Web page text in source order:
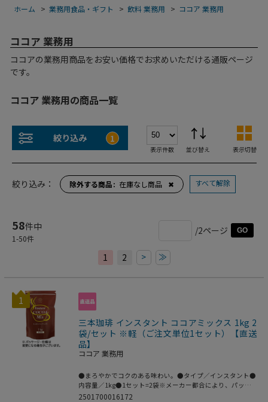
ホーム > 業務用食品・ギフト > 飲料 業務用 > ココア 業務用
ココア 業務用
ココアの業務用商品をお安い価格でお求めいただける通販ページ
です。
ココア 業務用の商品一覧
絞り込み 1
表示件数 並び替え 表示切替
絞り込み： 除外する商品 在庫なし商品 ✖ すべて解除
58件中
1-50件
/2ページ GO
1 2 > ≫
1
三本珈琲 インスタント ココアミックス 1kg 2
袋/セット ※軽（ご注文単位1セット）【直送
品】
ココア 業務用
●まろやかでコクのある味わい。●タイプ／インスタント●
内容量／1kg●1セット=2袋※メーカー都合により、パッケ
ージデザインおよび仕様が変更になる場合がございます。※
2501700016172